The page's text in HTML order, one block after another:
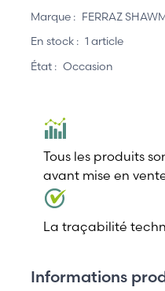
Marque : FERRAZ
En stock : 1 article
État : Occasion
Tous les produits
avant mise en
La traçabilité
Informations